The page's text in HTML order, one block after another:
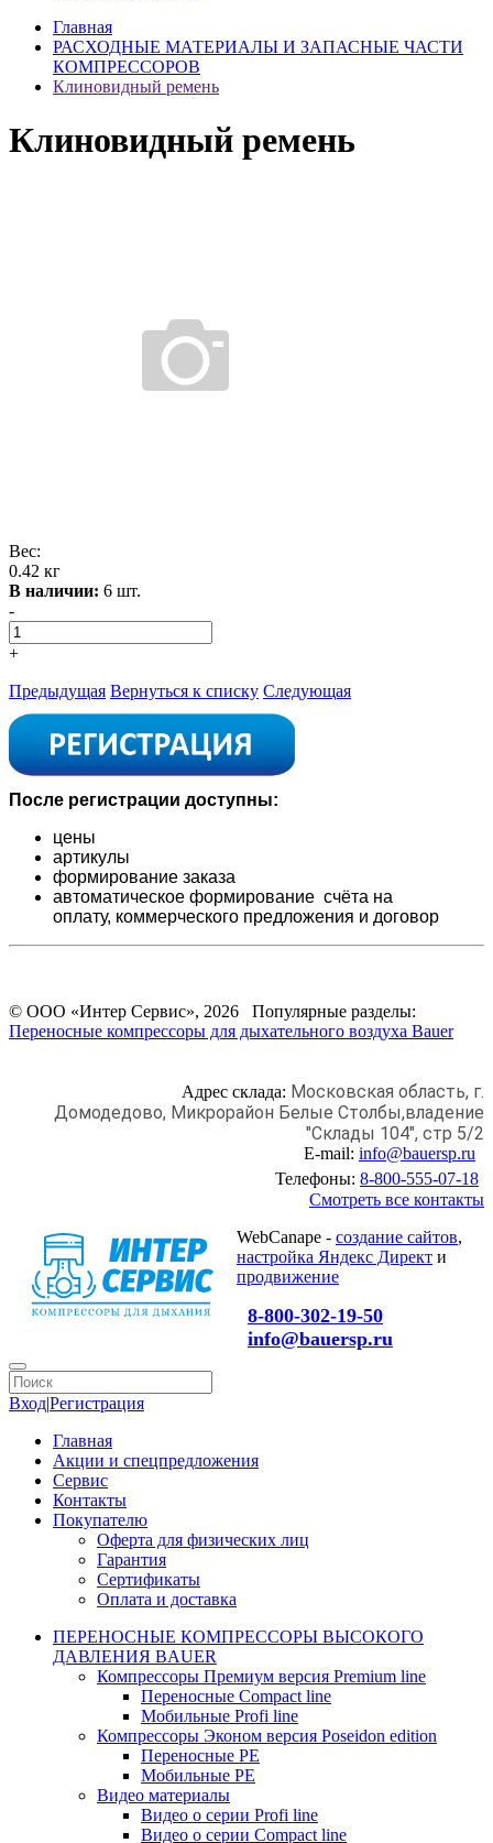
Главная
РАСХОДНЫЕ МАТЕРИАЛЫ И ЗАПАСНЫЕ ЧАСТИ
КОМПРЕССОРОВ
Клиновидный ремень
Клиновидный ремень
Вес:
0.42 кг
В наличии: 6 шт.
-
+
Предыдущая Вернуться к списку Следующая
После регистрации доступны:
цены
артикулы
формирование заказа
автоматическое формирование счёта на
оплату, коммерческого предложения и договор
© ООО «Интер Сервис», 2026 Популярные разделы:
Переносные компрессоры для дыхательного воздуха Bauer
Адрес склада: Московская область, г.
Домодедово, Микрорайон Белые Столбы,владение
"Склады 104", стр 5/2
E-mail: info@bauersp.ru
Телефоны: 8-800-555-07-18
Смотреть все контакты
WebCanape - создание сайтов,
настройка Яндекс Директ и
продвижение
8-800-302-19-50
info@bauersp.ru
Вход|Регистрация
Главная
Акции и спецпредложения
Сервис
Контакты
Покупателю
Оферта для физических лиц
Гарантия
Сертификаты
Оплата и доставка
ПЕРЕНОСНЫЕ КОМПРЕССОРЫ ВЫСОКОГО
ДАВЛЕНИЯ BAUER
Компрессоры Премиум версия Premium line
Переносные Compact line
Мобильные Profi line
Компрессоры Эконом версия Poseidon edition
Переносные PE
Мобильные PE
Видео материалы
Видео о серии Profi line
Видео о серии Compact line